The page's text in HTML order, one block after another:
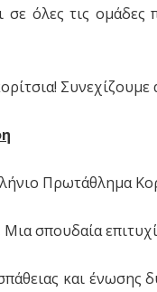
σε όλες τις
Συνεχίζουμε
Πρωτάθλημα
σπουδαία
και ένωσης